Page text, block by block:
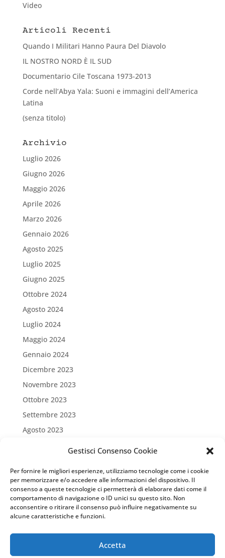
Gestisci Consenso Cookie
Per fornire le migliori esperienze, utilizziamo tecnologie come i cookie
per memorizzare e/o accedere alle informazioni del dispositivo. Il
consenso a queste tecnologie ci permetterà di elaborare dati come il
comportamento di navigazione o ID unici su questo sito. Non
acconsentire o ritirare il consenso può influire negativamente su
alcune caratteristiche e funzioni.
Accetta
Video
Articoli Recenti
Quando I Militari Hanno Paura Del Diavolo
IL NOSTRO NORD È IL SUD
Documentario Cile Toscana 1973-2013
Corde nell’Abya Yala: Suoni e immagini dell’America
Latina
(senza titolo)
Archivio
Luglio 2026
Giugno 2026
Maggio 2026
Aprile 2026
Marzo 2026
Gennaio 2026
Agosto 2025
Luglio 2025
Giugno 2025
Ottobre 2024
Agosto 2024
Luglio 2024
Maggio 2024
Gennaio 2024
Dicembre 2023
Novembre 2023
Ottobre 2023
Settembre 2023
Agosto 2023
Maggio 2023
Aprile 2023
Marzo 2023
Settembre 2022
Marzo 2022